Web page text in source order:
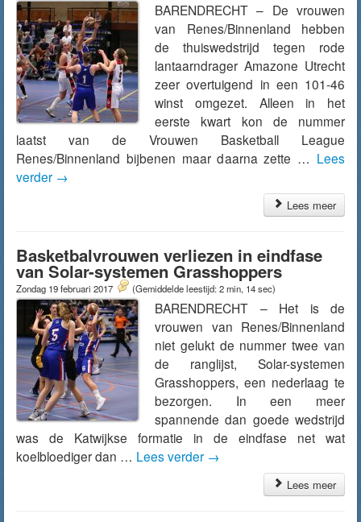
BARENDRECHT – De vrouwen
van Renes/Binnenland hebben
de thuiswedstrijd tegen rode
lantaarndrager Amazone Utrecht
zeer overtuigend in een 101-46
winst omgezet. Alleen in het
eerste kwart kon de nummer
laatst van de Vrouwen Basketball League
Renes/Binnenland bijbenen maar daarna zette … Lees
verder →
Lees meer
Basketbalvrouwen verliezen in eindfase
van Solar-systemen Grasshoppers
Zondag 19 februari 2017 (Gemiddelde leestijd: 2 min, 14 sec)
BARENDRECHT – Het is de
vrouwen van Renes/Binnenland
niet gelukt de nummer twee van
de ranglijst, Solar-systemen
Grasshoppers, een nederlaag te
bezorgen. In een meer
spannende dan goede wedstrijd
was de Katwijkse formatie in de eindfase net wat
koelbloediger dan … Lees verder →
Lees meer